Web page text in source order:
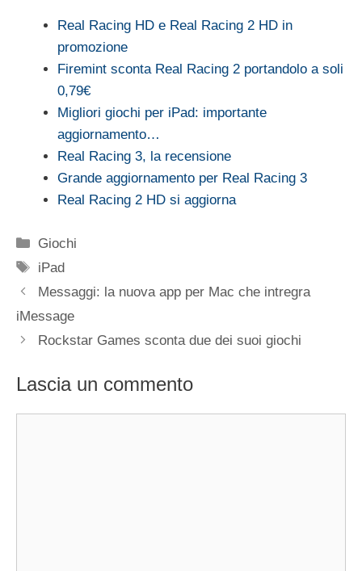
Real Racing HD e Real Racing 2 HD in
promozione
Firemint sconta Real Racing 2 portandolo a soli
0,79€
Migliori giochi per iPad: importante
aggiornamento…
Real Racing 3, la recensione
Grande aggiornamento per Real Racing 3
Real Racing 2 HD si aggiorna
Categorie
Giochi
Tag
iPad
Messaggi: la nuova app per Mac che intregra
iMessage
Rockstar Games sconta due dei suoi giochi
Lascia un commento